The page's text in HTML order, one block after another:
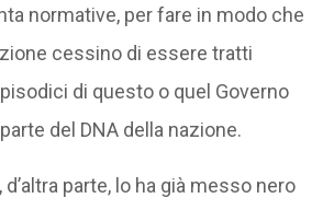
normative, per fare in modo che
cessino di essere tratti
di questo o quel Governo
del DNA della nazione.
parte, lo ha già messo nero